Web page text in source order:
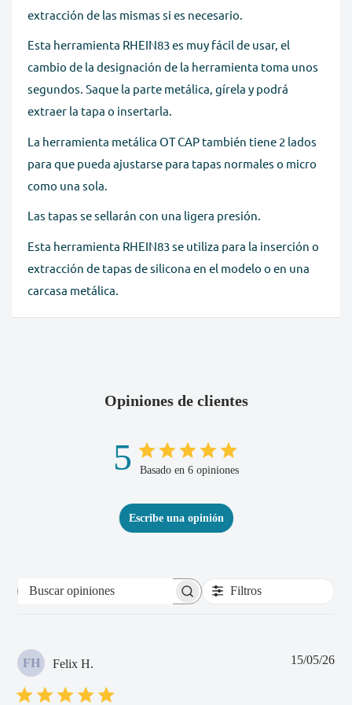
extracción de las mismas si es necesario.
Esta herramienta RHEIN83 es muy fácil de usar, el
cambio de la designación de la herramienta toma unos
segundos. Saque la parte metálica, gírela y podrá
extraer la tapa o insertarla.
La herramienta metálica OT CAP también tiene 2 lados
para que pueda ajustarse para tapas normales o micro
como una sola.
Las tapas se sellarán con una ligera presión.
Esta herramienta RHEIN83 se utiliza para la inserción o
extracción de tapas de silicona en el modelo o en una
carcasa metálica.
Opiniones de clientes
5 Basado en 6 opiniones
Escribe una opinión
Buscar
Filtros
FH Felix H. 15/05/26